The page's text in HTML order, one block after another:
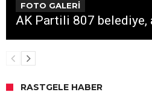
FOTO GALERİ
AK Partili 807 belediye,
RASTGELE HABER